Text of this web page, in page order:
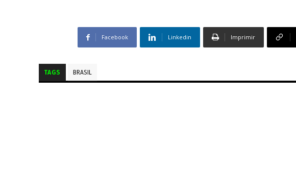
Facebook Linkedin Imprimir
TAGS BRASIL